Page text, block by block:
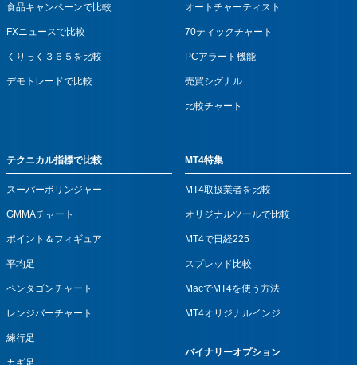
食品キャンペーンで比較
FXニュースで比較
くりっく３６５を比較
デモトレードで比較
オートチャーティスト
70ティックチャート
PCアラート機能
売買シグナル
比較チャート
テクニカル指標で比較
スーパーボリンジャー
GMMAチャート
ポイント＆フィギュア
平均足
ペンタゴンチャート
レンジバーチャート
練行足
カギ足
MT4特集
MT4取扱業者を比較
オリジナルツールで比較
MT4で日経225
スプレッド比較
MacでMT4を使う方法
MT4オリジナルインジ
バイナリーオプション